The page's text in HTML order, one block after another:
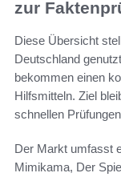
zur
Diese Übersicht
Deutschland
bekommen einen
Hilfsmitteln. Ziel
schnellen
Der Markt umfasst
Mimikama, Der